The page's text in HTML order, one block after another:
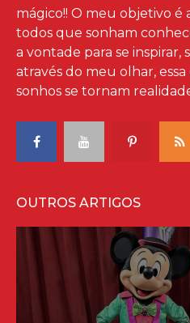
mágico!! O meu objetivo
todos que sonham
a vontade para se inspirar,
através do meu olhar,
sonhos se tornam
OUTROS ARTIGOS